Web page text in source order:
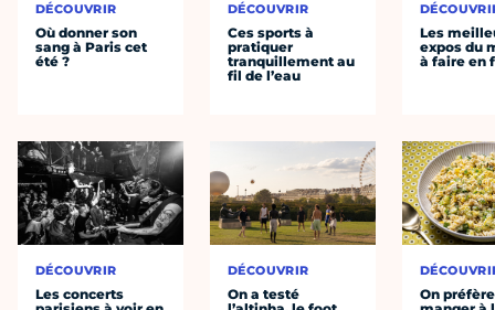
DÉCOUVRIR
Où donner son
sang à Paris cet
été ?
DÉCOUVRIR
Les concerts
DÉCOUVRIR
Ces sports à
pratiquer
tranquillement au
fil de l’eau
DÉCOUVRIR
On a testé
Les
expos du
à faire en
On préfère